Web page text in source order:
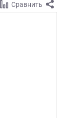
Сравнить